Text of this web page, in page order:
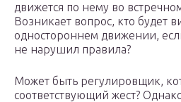
движется по нему во
Возникает вопрос, кто будет
одностороннем движении,
не нарушил правила?
Может быть регулировщик,
соответствующий жест?